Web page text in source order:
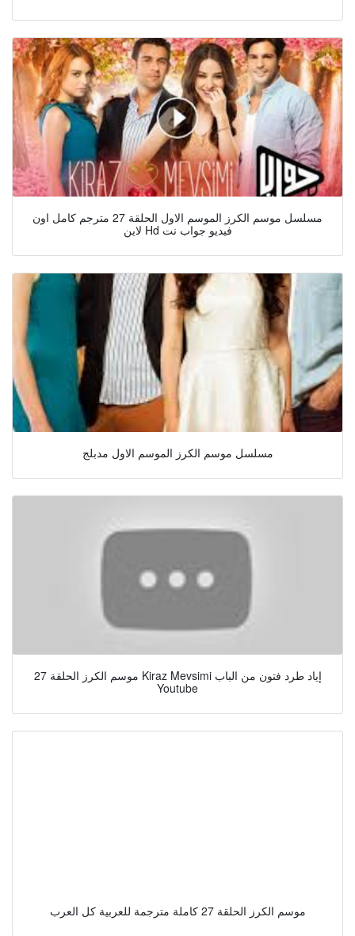
مسلسل موسم الكرز الموسم الاول الحلقة 27 مترجم كامل اون
لاين Hd فيديو جواب نت
مسلسل موسم الكرز الموسم الاول مدبلج
موسم الكرز الحلقة 27 Kiraz Mevsimi إياد طرد فتون من الباب
Youtube
موسم الكرز الحلقة 27 كاملة مترجمة للعربية كل العرب